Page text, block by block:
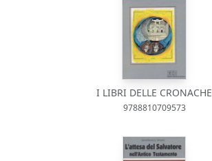
I LIBRI DELLE CRONACHE
9788810709573